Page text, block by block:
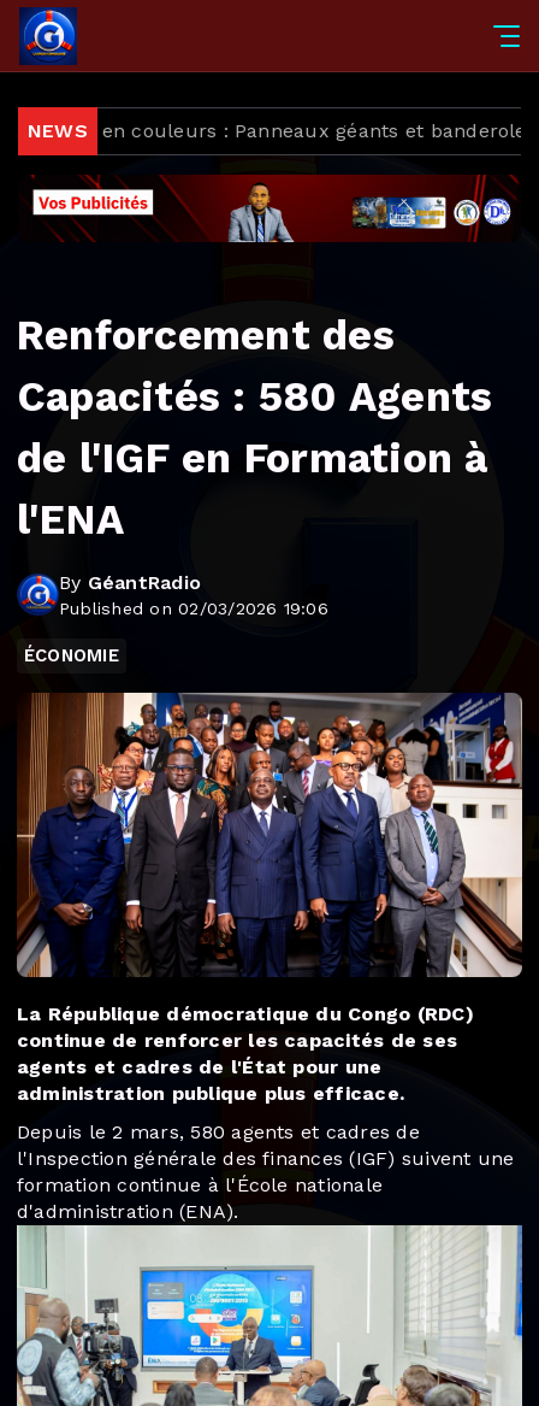
NEWS
couleurs : Panneaux géants et banderoles « Oui je le
Renforcement des
Capacités : 580 Agents
de l'IGF en Formation à
l'ENA
By GéantRadio
Published on 02/03/2026 19:06
ÉCONOMIE
La République démocratique du Congo (RDC)
continue de renforcer les capacités de ses
agents et cadres de l'État pour une
administration publique plus efficace.
Depuis le 2 mars, 580 agents et cadres de
l'Inspection générale des finances (IGF) suivent une
formation continue à l'École nationale
d'administration (ENA).